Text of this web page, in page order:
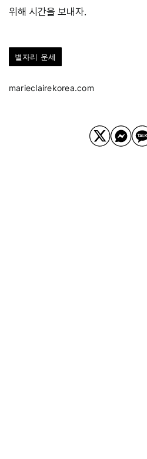
위해 시간을 보내자.
별자리 운세
marieclairekorea.com